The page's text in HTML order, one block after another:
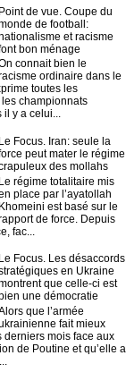
Point de vue. Coupe du
de football:
et racisme
bon ménage
connait bien le
ordinaire dans le
toutes les
championnats
il y a celui...
Le Focus. Iran: seule la
peut mater le régime
des mollahs
Le régime totalitaire mis
place par l’ayatollah
Khomeini est basé sur le
de force. Depuis
fac...
Le Focus. Les désaccords
en Ukraine
que celle-ci est
bien une démocratie
que l’armée
fait mieux
derniers mois face aux
de Poutine et qu’elle a